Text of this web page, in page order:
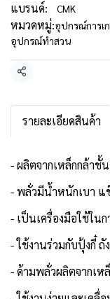
แบรนด์:
CMK
หมวดหมู่:อุปกรณ์การเ
อุปกรณ์ทำสวน
แชร์
รายละเอียดสินค้า
- ผลิตจากเหล็กกล้า
- พลั่วมีน้ำหนักเบา แ
- เป็นเครื่องมือใช้ใน
- ใช้งานร่วมกับปุ้งกี๋ ถั
- ด้ามพลั่วผลิตจากเห